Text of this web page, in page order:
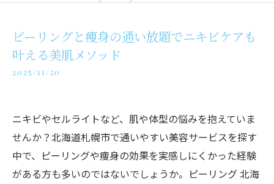
ピーリングと痩身の通い放題でニキビケアも
叶える美肌メソッド
2025/11/20
ニキビやセルライトなど、肌や体型の悩みを抱えていま
せんか？北海道札幌市で通いやすい美容サービスを探す
中で、ピーリングや痩身の効果を実感しにくかった経験
がある方も多いのではないでしょうか。ピーリング 北海